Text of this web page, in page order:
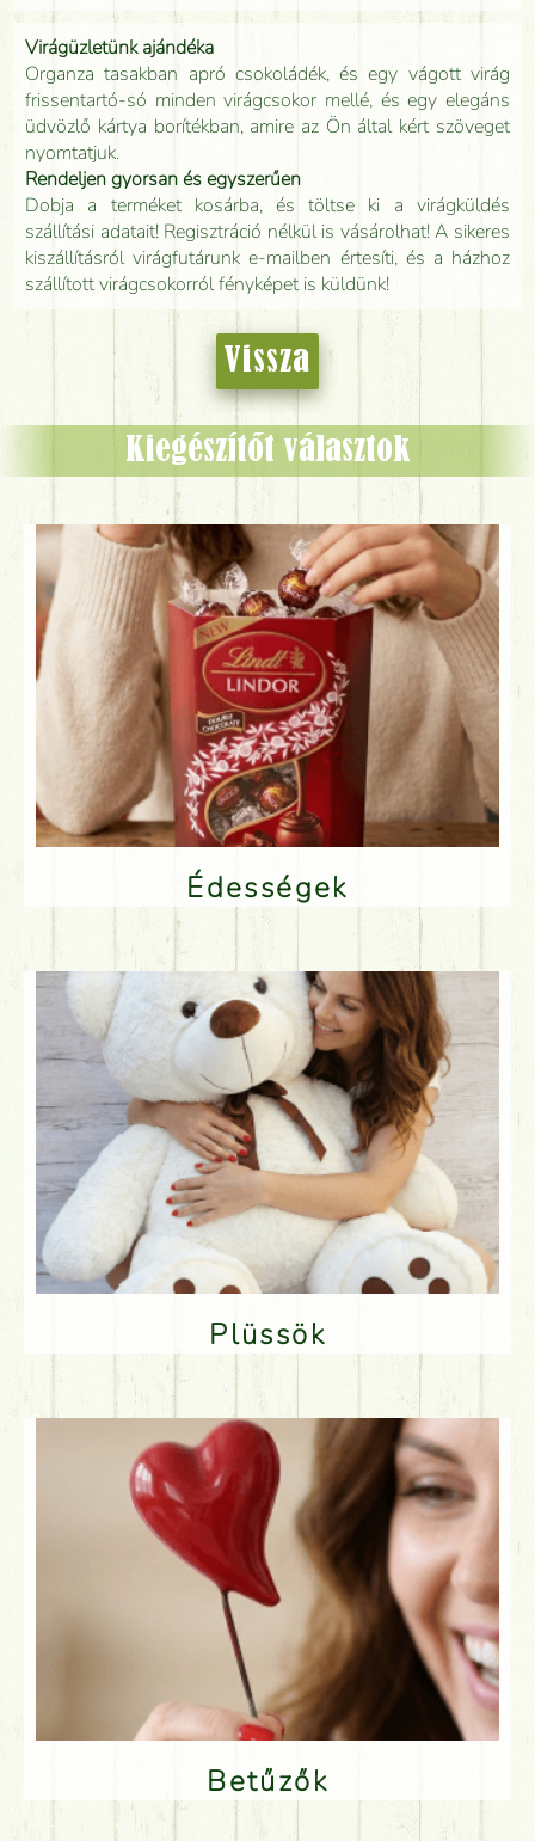
Virágüzletünk ajándéka
Organza tasakban apró csokoládék, és egy vágott virág
frissentartó-só minden virágcsokor mellé, és egy elegáns
üdvözlő kártya borítékban, amire az Ön által kért szöveget
nyomtatjuk.
Rendeljen gyorsan és egyszerűen
Dobja a terméket kosárba, és töltse ki a virágküldés
szállítási adatait! Regisztráció nélkül is vásárolhat! A sikeres
kiszállításról virágfutárunk e-mailben értesíti, és a házhoz
szállított virágcsokorról fényképet is küldünk!
Vissza
Kiegészítőt választok
Édességek
Plüssök
Betűzők